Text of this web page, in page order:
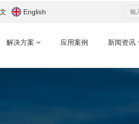
English
解决方案 应用案例 新闻资讯